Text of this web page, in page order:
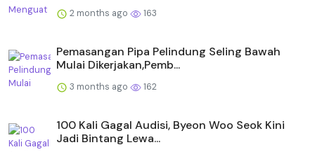
2 months ago 163
Pemasangan Pipa Pelindung Seling Bawah
Mulai Dikerjakan,Pemb...
3 months ago 162
100 Kali Gagal Audisi, Byeon Woo Seok Kini
Jadi Bintang Lewa...